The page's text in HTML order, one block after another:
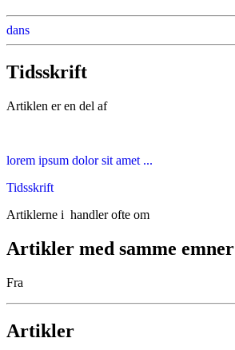
dans
Tidsskrift
Artiklen er en del af
lorem ipsum dolor sit amet ...
Tidsskrift
Artiklerne i handler ofte om
Artikler med samme emner
Fra
Artikler